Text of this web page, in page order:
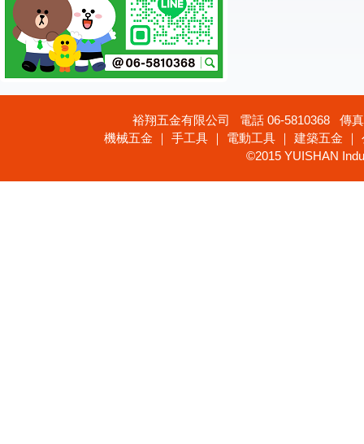
裕翔五金有限公司 電話 06-5810368 傳
機械五金 ｜ 手工具 ｜ 電動工具 ｜ 建築五金
©2015 YUISHAN